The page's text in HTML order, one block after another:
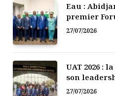
Eau :
premier
l’Afrique de
27/07/2026
UAT 2026 :
son
Afrique
27/07/2026